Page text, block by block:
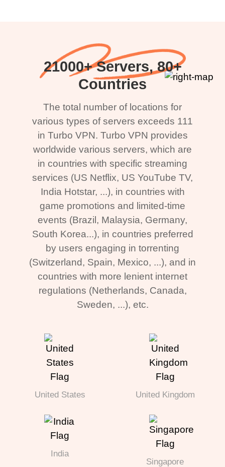
21000+ Servers, 80+
Countries
The total number of locations for
various types of servers exceeds 111
in Turbo VPN. Turbo VPN provides
worldwide various servers, which are
in countries with specific streaming
services (US Netflix, US YouTube TV,
India Hotstar, ...), in countries with
game promotions and limited-time
events (Brazil, Malaysia, Germany,
South Korea...), in countries preferred
by users engaging in torrenting
(Switzerland, Spain, Mexico, ...), and in
countries with more lenient internet
regulations (Netherlands, Canada,
Sweden, ...), etc.
United States United Kingdom
India
Singapore